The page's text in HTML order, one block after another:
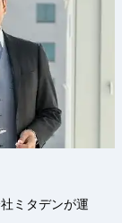
ミタデンが運